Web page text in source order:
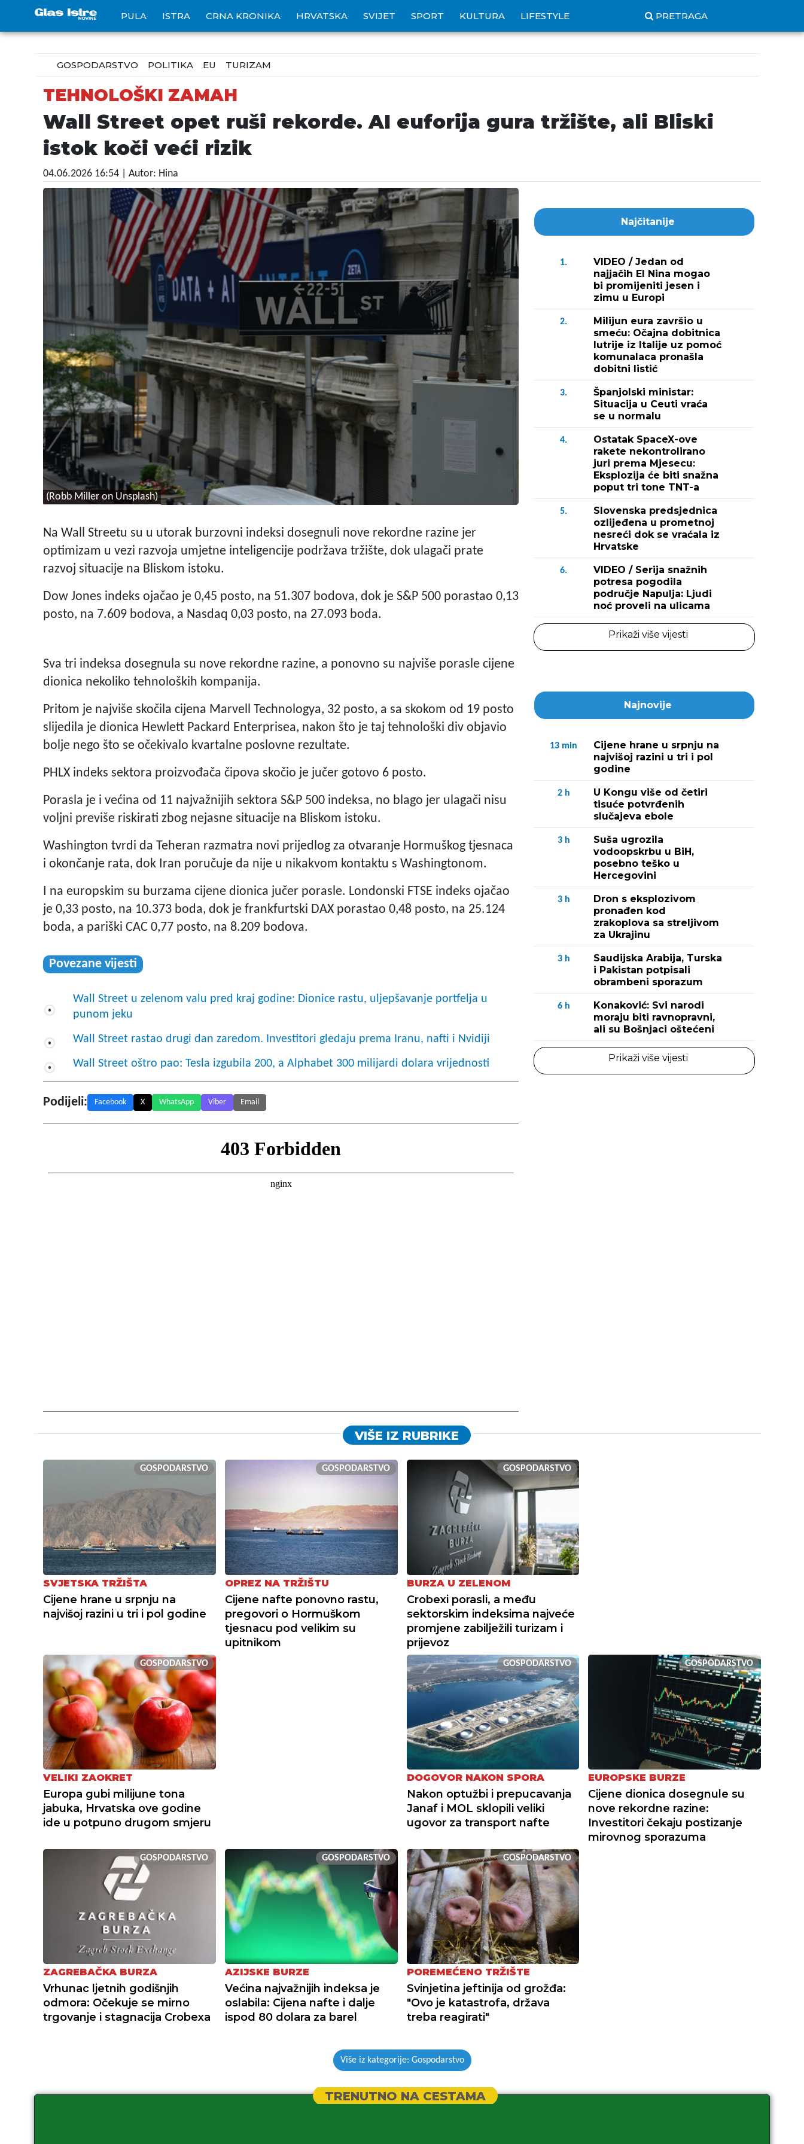
PULA ISTRA CRNA KRONIKA HRVATSKA SVIJET SPORT KULTURA LIFESTYLE PRETRAGA
GOSPODARSTVO POLITIKA EU TURIZAM
TEHNOLOŠKI ZAMAH
Wall Street opet ruši rekorde. AI euforija gura tržište, ali Bliski
istok koči veći rizik
04.06.2026 16:54 | Autor: Hina
(Robb Miller on Unsplash)
Na Wall Streetu su u utorak burzovni indeksi dosegnuli nove rekordne razine jer
optimizam u vezi razvoja umjetne inteligencije podržava tržište, dok ulagači prate
razvoj situacije na Bliskom istoku.
Dow Jones indeks ojačao je 0,45 posto, na 51.307 bodova, dok je S&P 500 porastao 0,13
posto, na 7.609 bodova, a Nasdaq 0,03 posto, na 27.093 boda.
Sva tri indeksa dosegnula su nove rekordne razine, a ponovno su najviše porasle cijene
dionica nekoliko tehnoloških kompanija.
Pritom je najviše skočila cijena Marvell Technologya, 32 posto, a sa skokom od 19 posto
slijedila je dionica Hewlett Packard Enterprisea, nakon što je taj tehnološki div objavio
bolje nego što se očekivalo kvartalne poslovne rezultate.
PHLX indeks sektora proizvođača čipova skočio je jučer gotovo 6 posto.
Porasla je i većina od 11 najvažnijih sektora S&P 500 indeksa, no blago jer ulagači nisu
voljni previše riskirati zbog nejasne situacije na Bliskom istoku.
Washington tvrdi da Teheran razmatra novi prijedlog za otvaranje Hormuškog tjesnaca
i okončanje rata, dok Iran poručuje da nije u nikakvom kontaktu s Washingtonom.
I na europskim su burzama cijene dionica jučer porasle. Londonski FTSE indeks ojačao
je 0,33 posto, na 10.373 boda, dok je frankfurtski DAX porastao 0,48 posto, na 25.124
boda, a pariški CAC 0,77 posto, na 8.209 bodova.
Povezane vijesti
Wall Street u zelenom valu pred kraj godine: Dionice rastu, uljepšavanje portfelja u
punom jeku
Wall Street rastao drugi dan zaredom. Investitori gledaju prema Iranu, nafti i Nvidiji
Wall Street oštro pao: Tesla izgubila 200, a Alphabet 300 milijardi dolara vrijednosti
Podijeli: Facebook X WhatsApp Viber Email
Najčitanije
1.
VIDEO / Jedan od
najjačih El Nina mogao
bi promijeniti jesen i
zimu u Europi
2.
Milijun eura završio u
smeću: Očajna dobitnica
lutrije iz Italije uz pomoć
komunalaca pronašla
dobitni listić
3.
Španjolski ministar:
Situacija u Ceuti vraća
se u normalu
4.
Ostatak SpaceX-ove
rakete nekontrolirano
juri prema Mjesecu:
Eksplozija će biti snažna
poput tri tone TNT-a
5.
Slovenska predsjednica
ozlijeđena u prometnoj
nesreći dok se vraćala iz
Hrvatske
6.
VIDEO / Serija snažnih
potresa pogodila
područje Napulja: Ljudi
noć proveli na ulicama
Prikaži više vijesti
Najnovije
13 min
Cijene hrane u srpnju na
najvišoj razini u tri i pol
godine
2 h
U Kongu više od četiri
tisuće potvrđenih
slučajeva ebole
3 h
Suša ugrozila
vodoopskrbu u BiH,
posebno teško u
Hercegovini
3 h
Dron s eksplozivom
pronađen kod
zrakoplova sa streljivom
za Ukrajinu
3 h
Saudijska Arabija, Turska
i Pakistan potpisali
obrambeni sporazum
6 h
Konaković: Svi narodi
moraju biti ravnopravni,
ali su Bošnjaci oštećeni
Prikaži više vijesti
VIŠE IZ RUBRIKE
GOSPODARSTVO
SVJETSKA TRŽIŠTA
Cijene hrane u srpnju na
najvišoj razini u tri i pol godine
GOSPODARSTVO
OPREZ NA TRŽIŠTU
Cijene nafte ponovno rastu,
pregovori o Hormuškom
tjesnacu pod velikim su
upitnikom
GOSPODARSTVO
BURZA U ZELENOM
Crobexi porasli, a među
sektorskim indeksima najveće
promjene zabilježili turizam i
prijevoz
GOSPODARSTVO
VELIKI ZAOKRET
Europa gubi milijune tona
jabuka, Hrvatska ove godine
ide u potpuno drugom smjeru
GOSPODARSTVO
DOGOVOR NAKON SPORA
Nakon optužbi i prepucavanja
Janaf i MOL sklopili veliki
ugovor za transport nafte
GOSPODARSTVO
EUROPSKE BURZE
Cijene dionica dosegnule su
nove rekordne razine:
Investitori čekaju postizanje
mirovnog sporazuma
GOSPODARSTVO
ZAGREBAČKA BURZA
Vrhunac ljetnih godišnjih
odmora: Očekuje se mirno
trgovanje i stagnacija Crobexa
GOSPODARSTVO
AZIJSKE BURZE
Većina najvažnijih indeksa je
oslabila: Cijena nafte i dalje
ispod 80 dolara za barel
GOSPODARSTVO
POREMEĆENO TRŽIŠTE
Svinjetina jeftinija od grožđa:
"Ovo je katastrofa, država
treba reagirati"
Više iz kategorije: Gospodarstvo
TRENUTNO NA CESTAMA